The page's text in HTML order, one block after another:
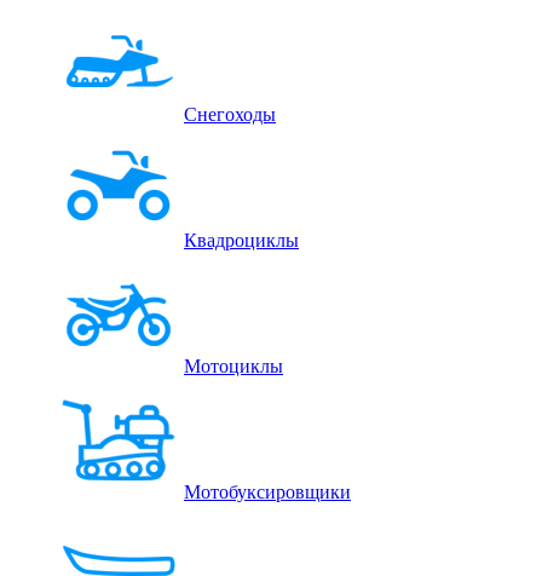
Снегоходы
Квадроциклы
Мотоциклы
Мотобуксировщики